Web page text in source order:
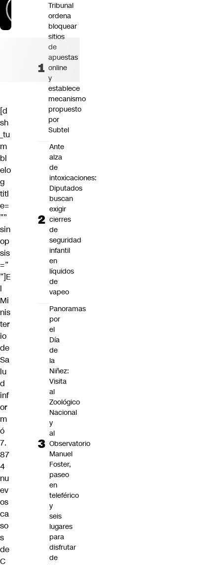
[d
sh
_tu
m
bl
elo
g
titl
e=
””
sin
op
sis
=”
”]E
l
Mi
nis
ter
io
de
Sa
lu
d
inf
or
m
ó
7.
87
4
nu
ev
os
ca
so
s
de
C
Tribunal
ordena
bloquear
sitios
de
apuestas
online
y
establece
mecanismo
propuesto
por
Subtel
Ante
alza
de
intoxicaciones:
Diputados
buscan
exigir
cierres
de
seguridad
infantil
en
líquidos
de
vapeo
Panoramas
por
el
Día
de
la
Niñez:
Visita
al
Zoológico
Nacional
y
al
Observatorio
Manuel
Foster,
paseo
en
teleférico
y
seis
lugares
para
disfrutar
de